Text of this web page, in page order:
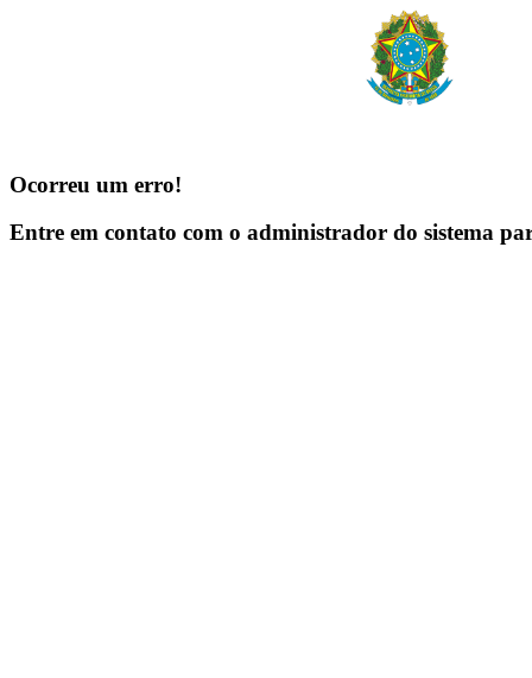
Ocorreu um erro!
Entre em contato com o administrador do sistema